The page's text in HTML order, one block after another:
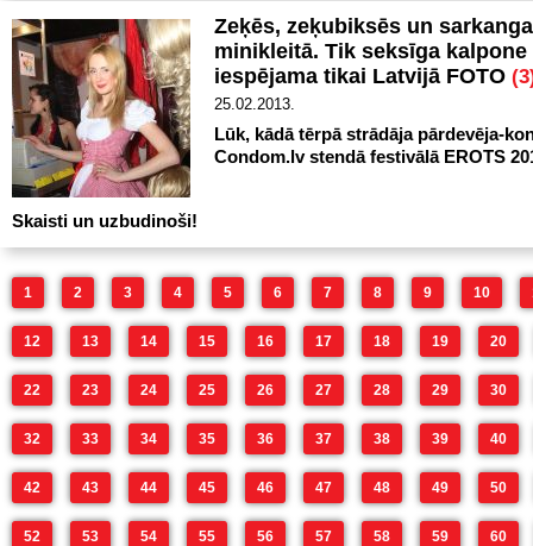
Zeķēs, zeķubiksēs un
minikleitā. Tik seksīga kalpone
iespējama tikai Latvijā FOTO
25.02.2013.
Lūk, kādā tērpā strādāja pārdevēja-
Condom.lv stendā festivālā EROTS
Skaisti un uzbudinoši!
1 2 3 4 5 6 7 8 9 10
12 13 14 15 16 17 18 19 20
22 23 24 25 26 27 28 29 30
32 33 34 35 36 37 38 39 40
42 43 44 45 46 47 48 49 50
52 53 54 55 56 57 58 59 60